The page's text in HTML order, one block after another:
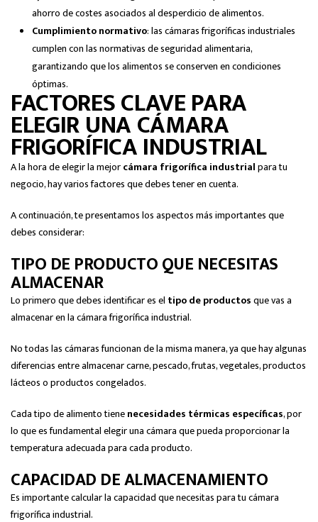
ahorro de costes asociados al desperdicio de alimentos.
Cumplimiento normativo: las cámaras frigoríficas industriales
cumplen con las normativas de seguridad alimentaria,
garantizando que los alimentos se conserven en condiciones
óptimas.
FACTORES CLAVE PARA
ELEGIR UNA CÁMARA
FRIGORÍFICA INDUSTRIAL
A la hora de elegir la mejorcámara frigorífica industrialpara tu
negocio, hay varios factores que debes tener en cuenta.
A continuación, te presentamos los aspectos más importantes que
debes considerar:
TIPO DE PRODUCTO QUE NECESITAS
ALMACENAR
Lo primero que debes identificar es el tipo de productosque vas a
almacenar en la cámara frigorífica industrial.
No todas las cámaras funcionan de la misma manera, ya que hay algunas
diferencias entre almacenar carne, pescado, frutas, vegetales, productos
lácteos o productos congelados.
Cada tipo de alimento tienenecesidades térmicas específicas, por
lo que es fundamental elegir una cámara que pueda proporcionar la
temperatura adecuada para cada producto.
CAPACIDAD DE ALMACENAMIENTO
Es importante calcular la capacidad que necesitas para tu cámara
frigorífica industrial.